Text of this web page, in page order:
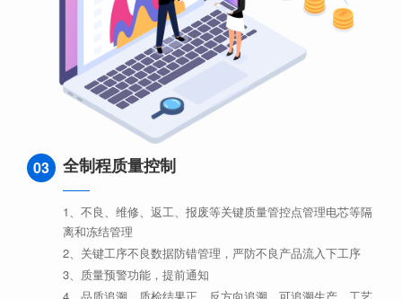
03 全制程质量控制
1、不良、维修、返工、报废等关键质量管控点管理电芯等隔
离和冻结管理
2、关键工序不良数据防错管理，严防不良产品流入下工序
3、质量预警功能，提前通知